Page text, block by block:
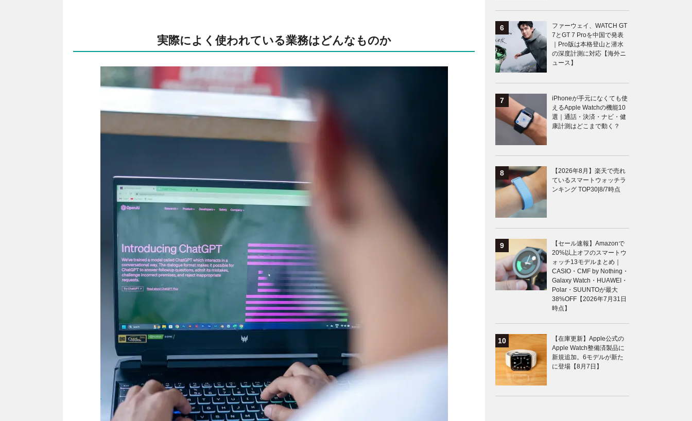
実際によく使われている業務はどんなものか
ファーウェイ、WATCH GT
7とGT 7 Proを中国で発表
｜Pro版は本格登山と潜水
の深度計測に対応【海外ニ
ュース】
iPhoneが手元になくても使
えるApple Watchの機能10
選｜通話・決済・ナビ・健
康計測はどこまで動く？
【2026年8月】楽天で売れ
ているスマートウォッチラ
ンキング TOP30|8/7時点
【セール速報】Amazonで
20%以上オフのスマートウ
ォッチ13モデルまとめ｜
CASIO・CMF by Nothing・
Galaxy Watch・HUAWEI・
Polar・SUUNTOが最大
38%OFF【2026年7月31日
時点】
【在庫更新】Apple公式の
Apple Watch整備済製品に
新規追加。6モデルが新た
に登場【8月7日】